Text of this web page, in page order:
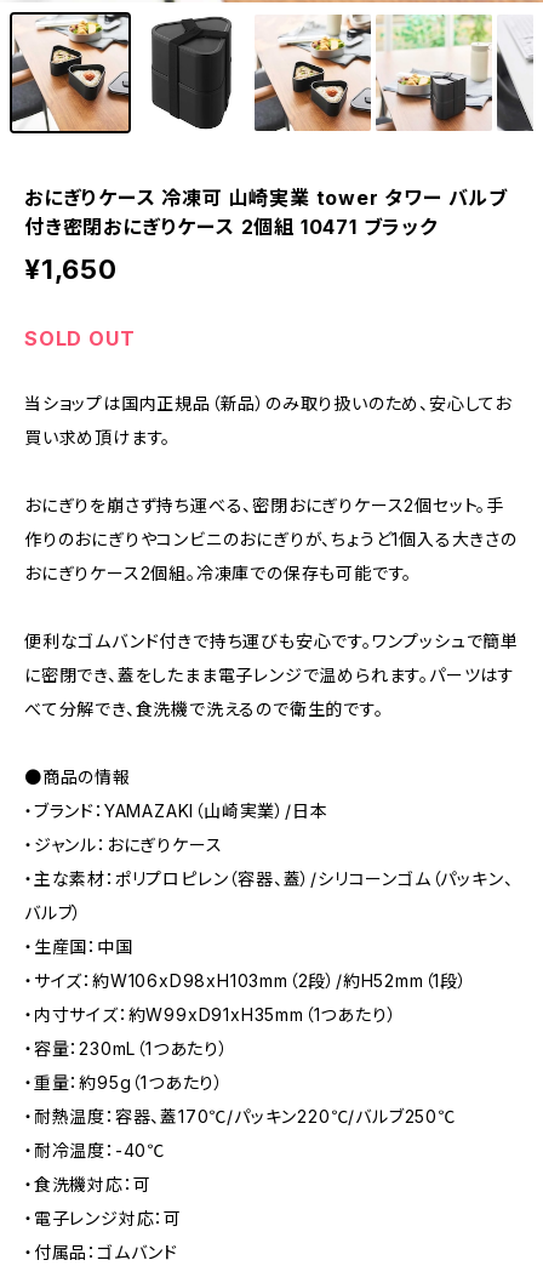
おにぎりケース 冷凍可 山崎実業 tower タワー バルブ
付き密閉おにぎりケース 2個組 10471 ブラック
¥1,650
SOLD OUT
当ショップは国内正規品（新品）のみ取り扱いのため、安心してお
買い求め頂けます。
おにぎりを崩さず持ち運べる、密閉おにぎりケース2個セット。手
作りのおにぎりやコンビニのおにぎりが、ちょうど1個入る大きさの
おにぎりケース2個組。冷凍庫での保存も可能です。
便利なゴムバンド付きで持ち運びも安心です。ワンプッシュで簡単
に密閉でき、蓋をしたまま電子レンジで温められます。パーツはす
べて分解でき、食洗機で洗えるので衛生的です。
●商品の情報
・ブランド：YAMAZAKI（山崎実業）/日本
・ジャンル：おにぎりケース
・主な素材：ポリプロピレン（容器、蓋）/シリコーンゴム（パッキン、
バルブ）
・生産国：中国
・サイズ：約W106xD98xH103mm（2段）/約H52mm（1段）
・内寸サイズ：約W99xD91xH35mm（1つあたり）
・容量：230mL（1つあたり）
・重量：約95g（1つあたり）
・耐熱温度：容器、蓋170℃/パッキン220℃/バルブ250℃
・耐冷温度：-40℃
・食洗機対応：可
・電子レンジ対応：可
・付属品：ゴムバンド